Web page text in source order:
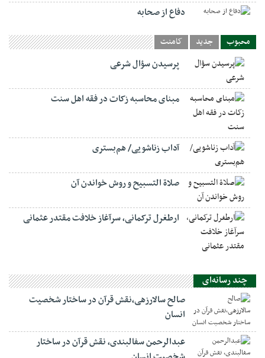
دفاع از صحابه
محبوب جدید کامنت
پرسیدن سؤال شرعی
مبنای محاسبه زکات در فقه اهل سنت
آداب زناشویی/ هم‌بستری
صلاة التسبيح و روش خواندن آن
ارطغرل ترکمانی، سرآغاز خلافت مقتدر عثمانی
چند رسانه‌ای
صالح سالارزهی،‌نقش قرآن در ساختار شخصیت
انسان
عبدالرحمن سفالبندی، نقش قرآن در ساختار